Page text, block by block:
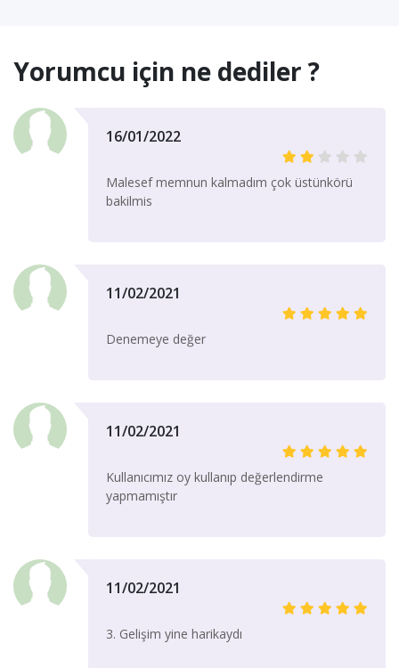
Yorumcu için ne dediler ?
16/01/2022
Malesef memnun kalmadım çok üstünkörü
bakilmis
11/02/2021
Denemeye değer
11/02/2021
Kullanıcımız oy kullanıp değerlendirme
yapmamıştır
11/02/2021
3. Gelişim yine harikaydı